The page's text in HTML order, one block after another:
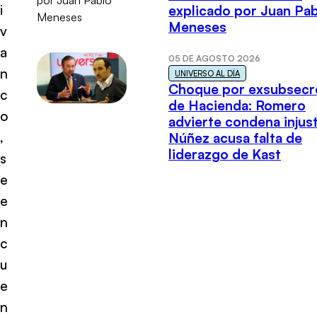
i
v
a
n
c
o
,
s
e
e
n
c
u
e
n
explicado por Juan
Meneses
05 DE AGOSTO 2026
UNIVERSO AL DÍA
Choque por
de Hacienda: Romero
advierte condena
Núñez acusa falta de
liderazgo de Kast